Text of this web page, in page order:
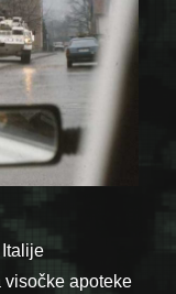
visočke apoteke